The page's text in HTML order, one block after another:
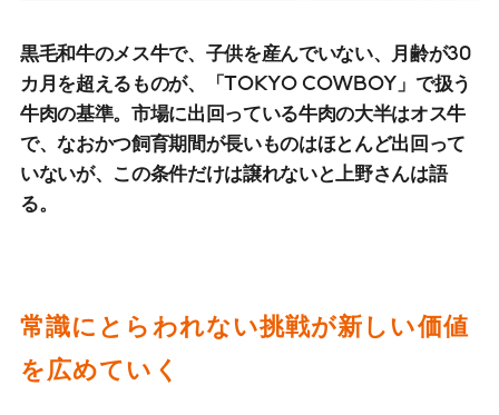
黒毛和牛のメス牛で、子供を産んでいない、月齢が30
カ月を超えるものが、「TOKYO COWBOY」で扱う
牛肉の基準。市場に出回っている牛肉の大半はオス牛
で、なおかつ飼育期間が長いものはほとんど出回って
いないが、この条件だけは譲れないと上野さんは語
る。
常識にとらわれない挑戦が新しい価値
を広めていく